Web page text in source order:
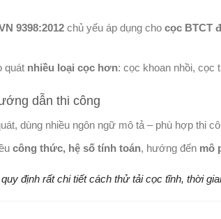
9398:2012chủ yếu áp dụng cho cọc BTCT
quát nhiều loại cọc hơn: cọc khoan nhồi, cọc
dẫn thi công
dùng nhiều ngôn ngữ mô tả – phù hợp thi
công thức, hệ số tính toán, hướng đến mô
định rất chi tiết cách thử tải cọc tĩnh, thời